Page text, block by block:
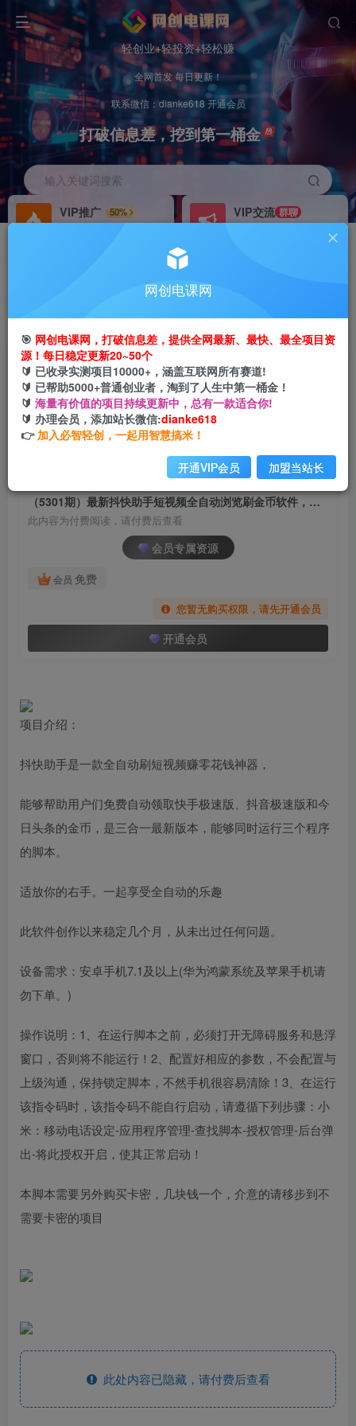
轻创业+轻投资+轻松赚
全网首发 每日更新！
联系微信：dianke618 开通会员
打破信息差，挖到第一桶金
输入关键词搜索
VIP推广
50%
VIP交流 群聊
研究探讨更多创业项目路子。
搭建同款网站，自己当老板
（5301期）最新抖快助手短视频全自动浏览刷金
币软件，支持三个平台【脚本+教程】
网创电课网
2年前发布
1884 44
（5301期）最新抖快助手短视频全自动浏览刷金币软件，支持三个平台【脚本+教程】
此内容为付费阅读，请付费后查看
会员专属资源
会员 免费
您暂无购买权限，请先开通会员
开通会员
项目介绍：
抖快助手是一款全自动刷短视频赚零花钱神器，
能够帮助用户们免费自动领取快手极速版、抖音极速版和今
日头条的金币，是三合一最新版本，能够同时运行三个程序
的脚本。
适放你的右手。一起享受全自动的乐趣
此软件创作以来稳定几个月，从未出过任何问题。
设备需求：安卓手机7.1及以上(华为鸿蒙系统及苹果手机请
勿下单。)
操作说明：1、在运行脚本之前，必须打开无障碍服务和悬浮
窗口，否则将不能运行！2、配置好相应的参数，不会配置与
上级沟通，保持锁定脚本，不然手机很容易清除！3、在运行
该指令码时，该指令码不能自行启动，请遵循下列步骤：小
米：移动电话设定-应用程序管理-查找脚本-授权管理-后台弹
出-将此授权开启，使其正常启动！
本脚本需要另外购买卡密，几块钱一个，介意的请移步到不
需要卡密的项目
此处内容已隐藏，请付费后查看
网创电课网
🎯 网创电课网，打破信息差，提供全网最新、最快、最全项目资
源！每日稳定更新20~50个
🔰 已收录实测项目10000+，涵盖互联网所有赛道!
🔰 已帮助5000+普通创业者，淘到了人生中第一桶金！
🔰 海量有价值的项目持续更新中，总有一款适合你!
🔰 办理会员，添加站长微信:dianke618
👉 加入必智轻创，一起用智慧搞米！
开通VIP会员 加盟当站长